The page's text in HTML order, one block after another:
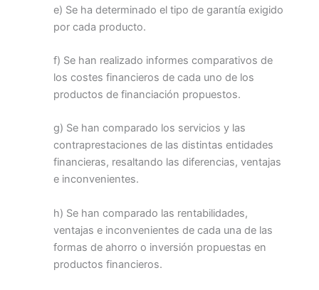
e) Se ha determinado el tipo de garantía exigido
por cada producto.
f) Se han realizado informes comparativos de
los costes financieros de cada uno de los
productos de financiación propuestos.
g) Se han comparado los servicios y las
contraprestaciones de las distintas entidades
financieras, resaltando las diferencias, ventajas
e inconvenientes.
h) Se han comparado las rentabilidades,
ventajas e inconvenientes de cada una de las
formas de ahorro o inversión propuestas en
productos financieros.